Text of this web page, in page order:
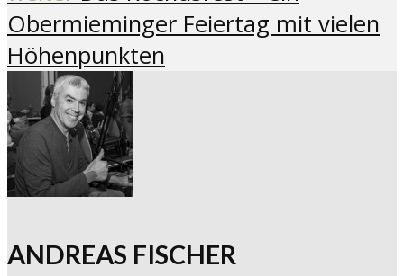
Obermieminger Feiertag mit vielen
Höhenpunkten
ANDREAS FISCHER